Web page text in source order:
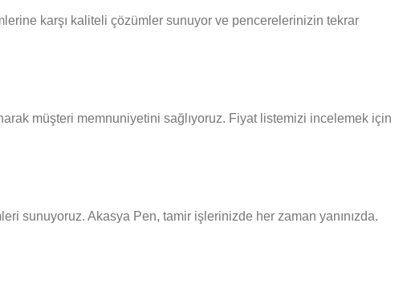
karşı kaliteli çözümler sunuyor ve pencerelerinizin tekrar
müşteri memnuniyetini sağlıyoruz. Fiyat listemizi incelemek için
sunuyoruz. Akasya Pen, tamir işlerinizde her zaman yanınızda.